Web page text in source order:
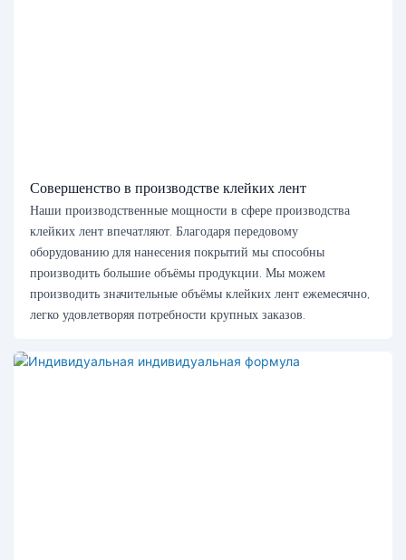
Совершенство в производстве клейких лент
Наши производственные мощности в сфере производства
клейких лент впечатляют. Благодаря передовому
оборудованию для нанесения покрытий мы способны
производить большие объёмы продукции. Мы можем
производить значительные объёмы клейких лент ежемесячно,
легко удовлетворяя потребности крупных заказов.